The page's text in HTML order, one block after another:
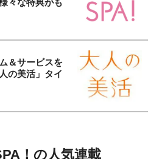
＆サービスを
の美活」タイ
！の人気連載